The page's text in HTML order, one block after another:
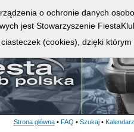
Strona główna • FAQ • Szukaj • Kalendarz
o ochronie danych
jest Stowarzyszenie
(cookies), dzięki